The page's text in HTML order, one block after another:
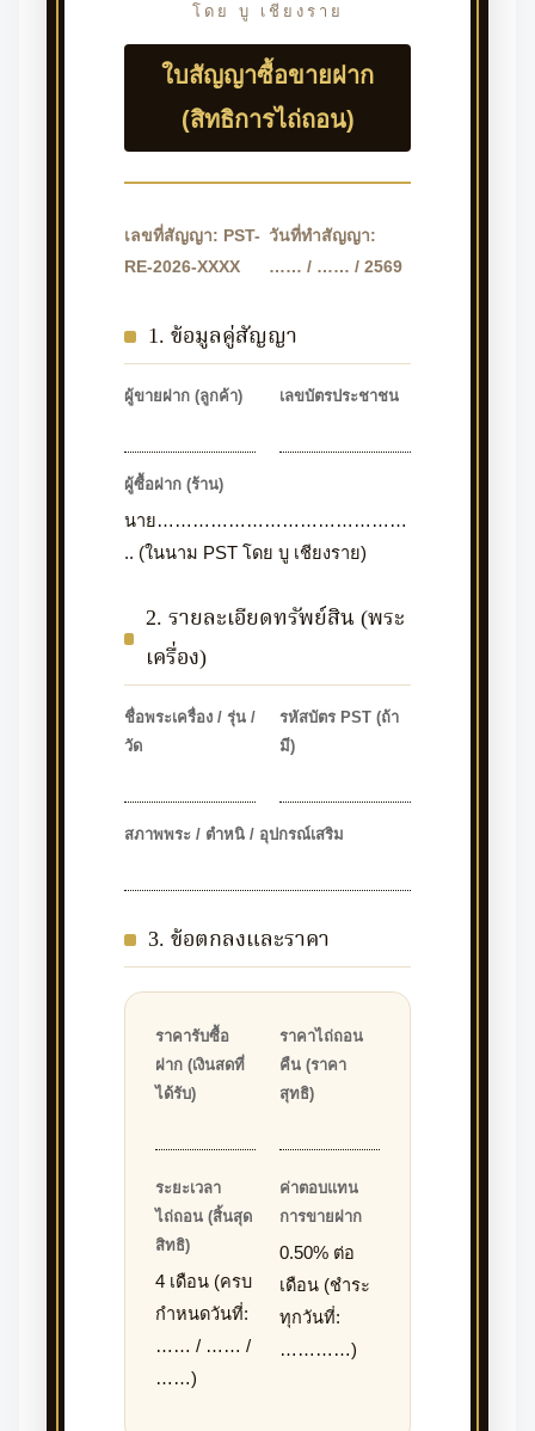
โดย บู เชียงราย
ใบสัญญาซื้อขายฝาก
(สิทธิการไถ่ถอน)
เลขที่สัญญา: PST-
RE-2026-XXXX
วันที่ทำสัญญา:
…… / …… / 2569
1. ข้อมูลคู่สัญญา
ผู้ขายฝาก (ลูกค้า) เลขบัตรประชาชน
ผู้ซื้อฝาก (ร้าน)
นาย……………………………………
.. (ในนาม PST โดย บู เชียงราย)
2. รายละเอียดทรัพย์สิน (พระ
เครื่อง)
ชื่อพระเครื่อง / รุ่น /
วัด
รหัสบัตร PST (ถ้า
มี)
สภาพพระ / ตำหนิ / อุปกรณ์เสริม
3. ข้อตกลงและราคา
ราคารับซื้อ
ฝาก (เงินสดที่
ได้รับ)
ราคาไถ่ถอน
คืน (ราคา
สุทธิ)
ระยะเวลา
ไถ่ถอน (สิ้นสุด
สิทธิ)
4 เดือน (ครบ
กำหนดวันที่:
…… / …… /
……)
ค่าตอบแทน
การขายฝาก
0.50% ต่อ
เดือน (ชำระ
ทุกวันที่:
…………)